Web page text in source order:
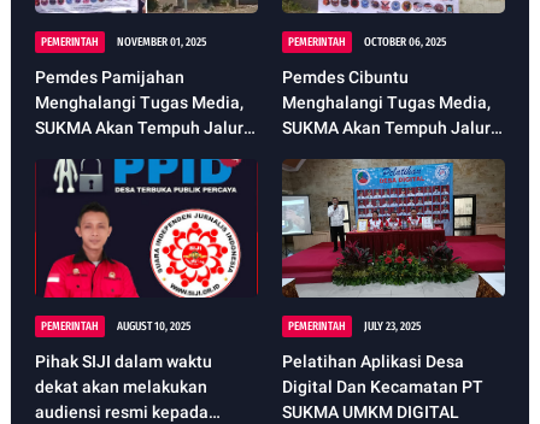
PEMERINTAH NOVEMBER 01, 2025
Pemdes Pamijahan
Menghalangi Tugas Media,
SUKMA Akan Tempuh Jalur
PEMERINTAH OCTOBER 06, 2025
Pemdes Cibuntu
Menghalangi Tugas Media,
SUKMA Akan Tempuh Jalur
PEMERINTAH AUGUST 10, 2025
Pihak SIJI dalam waktu
dekat akan melakukan
audiensi resmi kepada
PEMERINTAH JULY 23, 2025
Pelatihan Aplikasi Desa
Digital Dan Kecamatan PT
SUKMA UMKM DIGITAL